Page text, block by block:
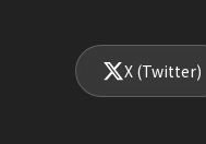
X (Twitter)